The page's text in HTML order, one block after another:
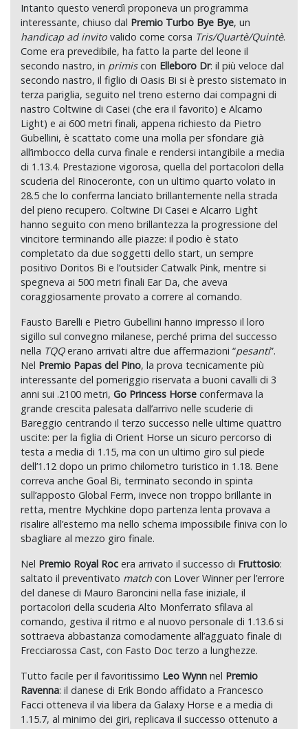
Intanto questo venerdì proponeva un programma
interessante, chiuso dal Premio Turbo Bye Bye, un
handicap ad invito valido come corsa Tris/Quartè/Quintè.
Come era prevedibile, ha fatto la parte del leone il
secondo nastro, in primiscon Elleboro Dr: il più veloce dal
secondo nastro, il figlio di Oasis Bi si è presto sistemato in
terza pariglia, seguito nel treno esterno dai compagni di
nastro Coltwine di Casei (che era il favorito) e Alcamo
Light) e ai 600 metri finali, appena richiesto da Pietro
Gubellini, è scattato come una molla per sfondare già
all’imbocco della curva finale e rendersi intangibile a media
di 1.13.4. Prestazione vigorosa, quella del portacolori della
scuderia del Rinoceronte, con un ultimo quarto volato in
28.5 che lo conferma lanciato brillantemente nella strada
del pieno recupero. Coltwine Di Casei e Alcarro Light
hanno seguito con meno brillantezza la progressione del
vincitore terminando alle piazze: il podio è stato
completato da due soggetti dello start, un sempre
positivo Doritos Bi e l’outsider Catwalk Pink, mentre si
spegneva ai 500 metri finali Ear Da, che aveva
coraggiosamente provato a correre al comando.
Fausto Barelli e Pietro Gubellini hanno impresso il loro
sigillo sul convegno milanese, perché prima del successo
nella TQQerano arrivati altre due affermazioni “pesanti”.
Nel Premio Papas del Pino, la prova tecnicamente più
interessante del pomeriggio riservata a buoni cavalli di 3
anni sui .2100 metri, Go Princess Horse confermava la
grande crescita palesata dall’arrivo nelle scuderie di
Bareggio centrando il terzo successo nelle ultime quattro
uscite: per la figlia di Orient Horse un sicuro percorso di
testa a media di 1.15, ma con un ultimo giro sul piede
dell’1.12 dopo un primo chilometro turistico in 1.18. Bene
correva anche Goal Bi, terminato secondo in spinta
sull’apposto Global Ferm, invece non troppo brillante in
retta, mentre Mychkine dopo partenza lenta provava a
risalire all’esterno ma nello schema impossibile finiva con lo
sbagliare al mezzo giro finale.
Nel Premio Royal Roc era arrivato il successo di Fruttosio:
saltato il preventivato match con Lover Winner per l’errore
del danese di Mauro Baroncini nella fase iniziale, il
portacolori della scuderia Alto Monferrato sfilava al
comando, gestiva il ritmo e al nuovo personale di 1.13.6 si
sottraeva abbastanza comodamente all’agguato finale di
Frecciarossa Cast, con Fasto Doc terzo a lunghezze.
Tutto facile per il favoritissimo Leo Wynn nel Premio
Ravenna: il danese di Erik Bondo affidato a Francesco
Facci otteneva il via libera da Galaxy Horse e a media di
1.15.7, al minimo dei giri, replicava il successo ottenuto a